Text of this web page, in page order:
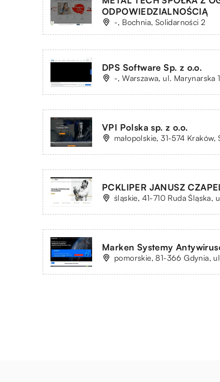
ODPOWIEDZIALNOŚCIĄ
-, Bochnia, Solidarności 2
DPS Software Sp. z o.o.
-, Warszawa, ul. Marynarska
VPI Polska sp. z o.o.
małopolskie, 31-574 Kraków,
PCKLIPER JANUSZ
śląskie, 41-710 Ruda Śląska,
Marken Systemy
pomorskie, 81-366 Gdynia,